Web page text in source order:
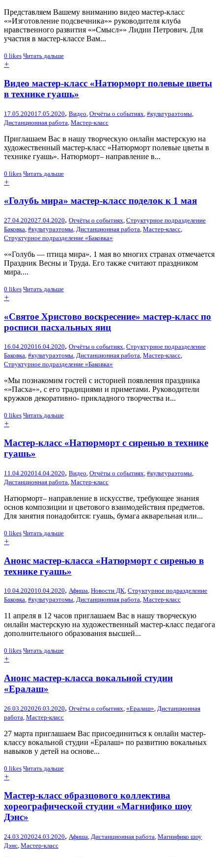
Представляем Вашему вниманию видео мастер-класс
«»Изготовление подсвечника»» руководителя клуба
нравственного развития «»Смысл»» Лидии Петрович. Для
участия в мастер-классе Вам...
0 likes Читать дальше
+
Видео мастер-класс «Натюрморт полевые цветы
в технике гуашь»
17.05.202017.05.2020, Видео Отчёты о событиях #культураэтомы
Дистанционная работа Мастер-класс
Приглашаем Вас в нашу творческую онлайн мастерскую на
художественный мастер-класс «Натюрморт полевые цветы в
технике гуашь». Натюрморт– направление в...
0 likes Читать дальше
+
«Голубь мира» мастер-класс поделок к 1 мая
27.04.202027.04.2020, Отчёты о событиях, Структурное подразделение
Баковка, #культураэтомы, Дистанционная работа, Мастер-класс,
Структурное подразделение «Баковка»
««Голубь — птица мира». 1 мая во многих странах отмечается
Праздник Весны и Труда. Его также считают праздником
мира....
0 likes Читать дальше
+
«Святое Христово воскресение» мастер-класс по
росписи пасхальных яиц
16.04.202016.04.2020, Отчёты о событиях, Структурное подразделение
Баковка, #культураэтомы, Дистанционная работа, Мастер-класс,
Структурное подразделение «Баковка»
«Мы познакомим гостей с историей появления праздника
«»Пасха»», с его традициями и приметами. Руководители
кружков декоративно- прикладного творчества и...
0 likes Читать дальше
+
Мастер-класс «Натюрморт с сиренью в технике
гуашь»
11.04.202014.04.2020, Видео Отчёты о событиях #культураэтомы
Дистанционная работа Мастер-класс
Натюрморт– направление в искусстве, требующее знания
основ композиции и цветового взаимодействия предметов.
Для занятия понадобится: гуашь, бумага акварельная или...
0 likes Читать дальше
+
Анонс мастер-класса «Натюрморт с сиренью в
технике гуашь»
10.04.202010.04.2020, Афиша, Новости ДК, Структурное подразделение
Баковка, #культураэтомы, Дистанционная работа, Мастер-класс
11 апреля в 12 часов приглашаем Вас в нашу творческую
онлайн мастерскую на художественный мастер-класс педагога
дополнительного образования высшей...
0 likes Читать дальше
+
Анонс мастер-класса вокальной студии
«Ералаш»
26.03.202026.03.2020, Отчёты о событиях «Ералаш» Дистанционная
работа Мастер-класс
27 марта приглашаем Вас присоединиться к онлайн мастер-
классу вокальной студии «Ералаш» по развитию вокальных
навыков у детей на основе...
0 likes Читать дальше
+
Мастер-класс образцового коллектива
хореографической студии «Магнифико шоу
Дэнс»
24.03.202024.03.2020, Афиша, Дистанционная работа, Магнифико шоу
Дэнс, Мастер-класс